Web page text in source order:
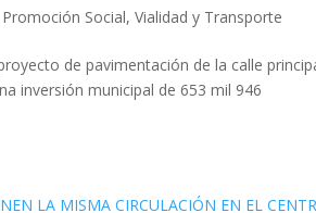
Promoción Social,Vialidad y Transporte
de pavimentación de la calle
inversión municipal de 653 mil 946